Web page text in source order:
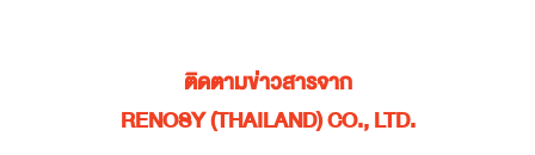
ติดตามข่าวสารจาก
RENOSY (THAILAND) CO., LTD.